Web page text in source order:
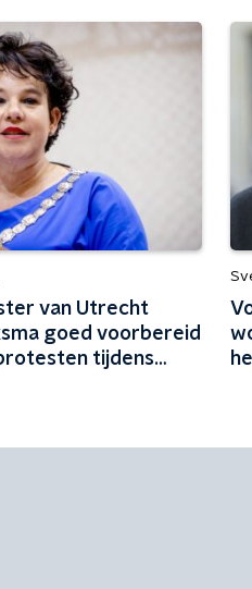
van Utrecht
goed voorbereid
tijdens